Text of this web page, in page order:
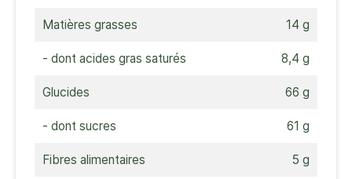
Matières grasses 14 g
- dont acides gras saturés 8,4 g
Glucides 66 g
- dont sucres 61 g
Fibres alimentaires 5 g